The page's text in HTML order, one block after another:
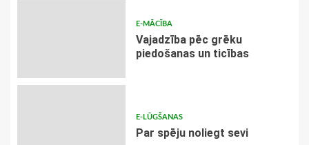
E-MĀCĪBA
Vajadzība pēc grēku
piedošanas un ticības
E-LŪGŠANAS
Par spēju noliegt sevi